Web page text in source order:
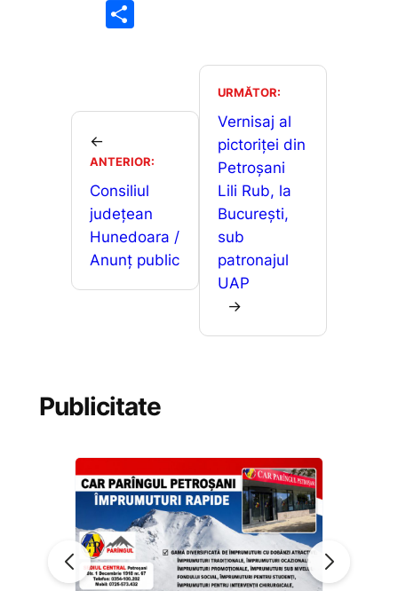
o
o
k
s
A
p
p
s
e
n
g
er
z
ă
←
ANTERIOR:
Consiliul
județean
Hunedoara /
Anunț public
URMĂTOR:
Vernisaj al
pictoriței din
Petroșani
Lili Rub, la
București,
sub
patronajul
UAP
→
Publicitate